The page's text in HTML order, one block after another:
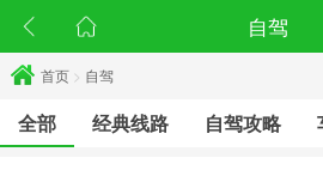
自驾
首页 > 自驾
全部 经典线路 自驾攻略